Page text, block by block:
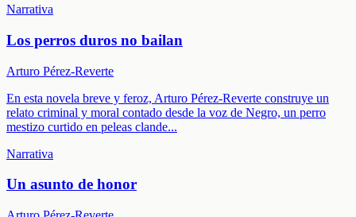
Narrativa
Los perros duros no bailan
Arturo Pérez-Reverte
En esta novela breve y feroz, Arturo Pérez-Reverte construye un
relato criminal y moral contado desde la voz de Negro, un perro
mestizo curtido en peleas clande...
Narrativa
Un asunto de honor